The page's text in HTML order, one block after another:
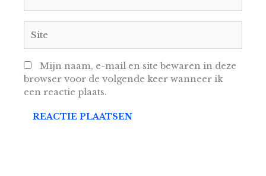
Mijn naam, e-mail en site bewaren in deze
browser voor de volgende keer wanneer ik
een reactie plaats.